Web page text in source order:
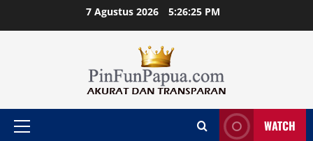
7 Agustus 2026 5:26:26 PM
Primary
WATCH